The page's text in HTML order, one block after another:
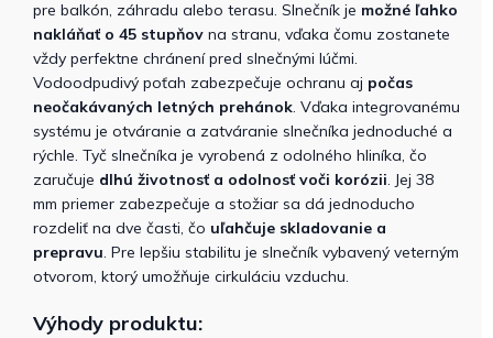
pre balkón, záhradu alebo terasu. Slnečník je možné ľahko
nakláňať o 45 stupňov na stranu, vďaka čomu zostanete
vždy perfektne chránení pred slnečnými lúčmi.
Vodoodpudivý poťah zabezpečuje ochranu aj počas
neočakávaných letných prehánok. Vďaka integrovanému
systému je otváranie a zatváranie slnečníka jednoduché a
rýchle. Tyč slnečníka je vyrobená z odolného hliníka, čo
zaručuje dlhú životnosť a odolnosť voči korózii. Jej 38
mm priemer zabezpečuje a stožiar sa dá jednoducho
rozdeliť na dve časti, čo uľahčuje skladovanie a
prepravu. Pre lepšiu stabilitu je slnečník vybavený veterným
otvorom, ktorý umožňuje cirkuláciu vzduchu.
Výhody produktu: